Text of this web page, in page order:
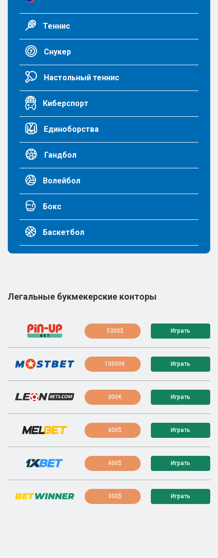
Теннис
Снукер
Настольный теннис
Киберспорт
Единоборства
Гандбол
Волейбол
Бокс
Баскетбол
Легальные букмекерские конторы
5300$ Играть
10000€ Играть
300€ Играть
400$ Играть
400$ Играть
300$ Играть